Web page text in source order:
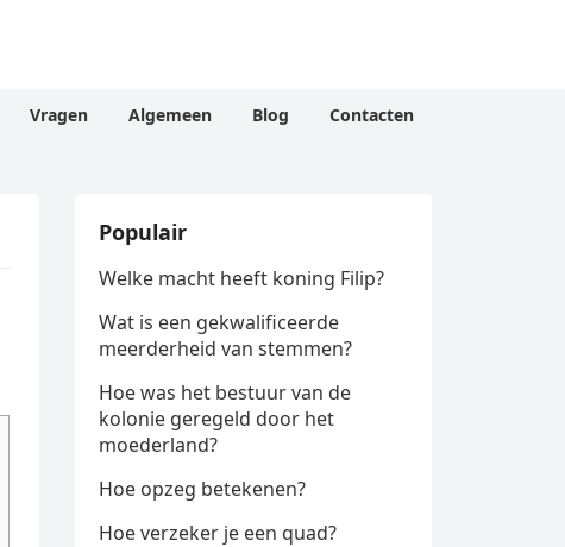
Vragen Algemeen Blog Contacten
Populair
Welke macht heeft koning Filip?
Wat is een gekwalificeerde
meerderheid van stemmen?
Hoe was het bestuur van de
kolonie geregeld door het
moederland?
Hoe opzeg betekenen?
Hoe verzeker je een quad?